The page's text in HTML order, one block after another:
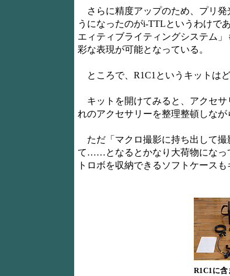
さらに精度アップのため、プリ発
うになったのがi-TTLというわけで
エィティブライティングシステム
彩な表現が可能となっている。
ところで、R1C1というキットは
キットを開けてみると、アクセサ
れのアクセサリーを整理整頓しなが
ただ「マクロ撮影に持ち出して撮
て……となるとかなり大荷物になっ
トロボを収納できるソフトケース
R1C1に